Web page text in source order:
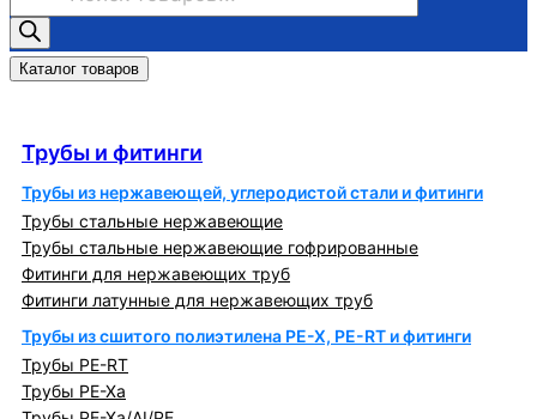
товаров
Каталог товаров
Трубы и фитинги
Трубы из нержавеющей, углеродистой стали и фитинги
Трубы стальные нержавеющие
Трубы стальные нержавеющие гофрированные
Фитинги для нержавеющих труб
Фитинги латунные для нержавеющих труб
Трубы из сшитого полиэтилена PE-X, PE-RT и фитинги
Трубы PE-RT
Трубы PE-Xa